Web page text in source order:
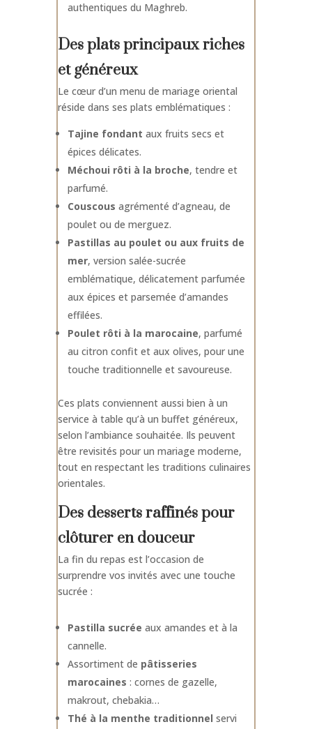
authentiques du Maghreb.
Des plats principaux riches
et généreux
Le cœur d’un menu de mariage oriental
réside dans ses plats emblématiques :
Tajine fondant aux fruits secs et
épices délicates.
Méchoui rôti à la broche, tendre et
parfumé.
Couscous agrémenté d’agneau, de
poulet ou de merguez.
Pastillas au poulet ou aux fruits de
mer, version salée-sucrée
emblématique, délicatement parfumée
aux épices et parsemée d’amandes
effilées.
Poulet rôti à la marocaine, parfumé
au citron confit et aux olives, pour une
touche traditionnelle et savoureuse.
Ces plats conviennent aussi bien à un
service à table qu’à un buffet généreux,
selon l’ambiance souhaitée. Ils peuvent
être revisités pour un mariage moderne,
tout en respectant les traditions culinaires
orientales.
Des desserts raffinés pour
clôturer en douceur
La fin du repas est l’occasion de
surprendre vos invités avec une touche
sucrée :
Pastilla sucrée aux amandes et à la
cannelle.
Assortiment de pâtisseries
marocaines : cornes de gazelle,
makrout, chebakia…
Thé à la menthe traditionnel servi